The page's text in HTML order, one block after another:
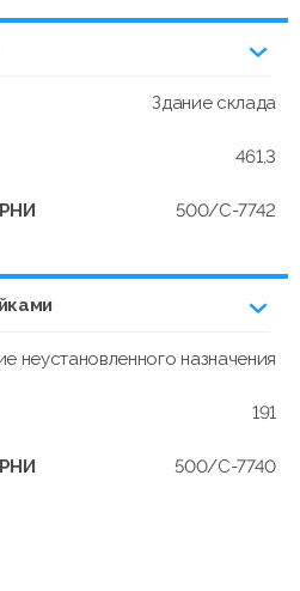
Здание склада
461,3
500/C-7742
неустановленного назначения
191
500/C-7740